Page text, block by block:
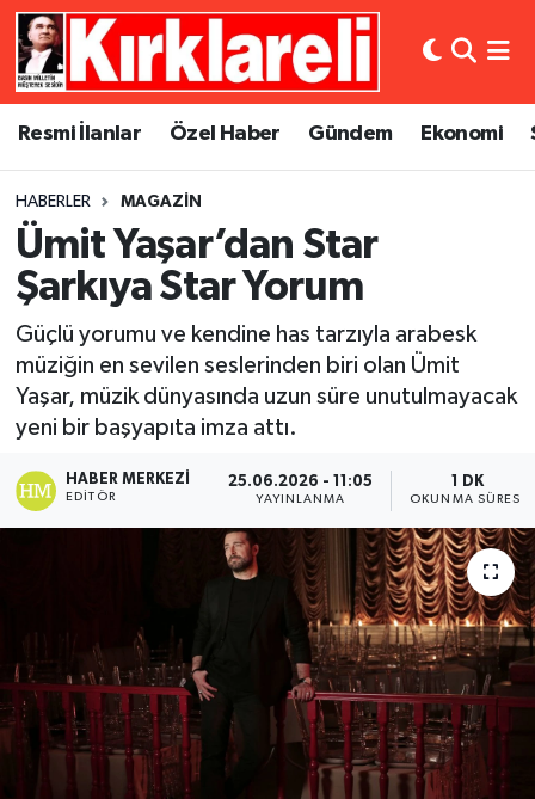
Resmi İlanlar Özel Haber Gündem Ekonomi
HABERLER MAGAZIN
Ümit Yaşar’dan Star
Şarkıya Star Yorum
Güçlü yorumu ve kendine has tarzıyla arabesk
müziğin en sevilen seslerinden biri olan Ümit
Yaşar, müzik dünyasında uzun süre unutulmayacak
yeni bir başyapıta imza attı.
HABER MERKEZI
EDITÖR
25.06.2026 - 11:05
YAYINLANMA
1 DK
OKUNMA SÜRESI
Resmi İlanlar
Gündem
Ekonomi
Siyaset
Spor
Asayiş
Dünya
Eğitim
Kültür Sanat
Magazin
Künye
Gizlilik Sözleşmesi
Merkez Nöbetçi Eczaneler
Merkez Trafik Yoğunluk Haritası
Süper Lig Puan Durumu ve Fikstür
Tüm Manşetler
Son Dakika Haberleri